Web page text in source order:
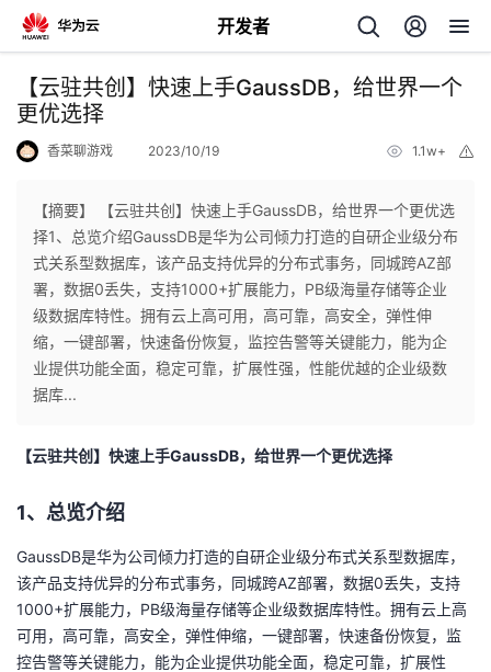
开发者
返
回
个
人
主
我
的
我
的
我
【云驻共创】快速上手GaussDB，给世界一个
更优选择
香菜聊游戏 2023/10/19 1.1w+
【摘要】 【云驻共创】快速上手GaussDB，给世界一个更优选
择1、总览介绍GaussDB是华为公司倾力打造的自研企业级分布
式关系型数据库，该产品支持优异的分布式事务，同城跨AZ部
署，数据0丢失，支持1000+扩展能力，PB级海量存储等企业
级数据库特性。拥有云上高可用，高可靠，高安全，弹性伸
缩，一键部署，快速备份恢复，监控告警等关键能力，能为企
业提供功能全面，稳定可靠，扩展性强，性能优越的企业级数
据库...
【云驻共创】 快速上手GaussDB，给世界一个更优选择
1、 总览介绍
GaussDB是华为公司倾力打造的自研企业级分布式关系型数据库，
该产品支持优异的分布式事务，同城跨AZ部署，数据0丢失，支持
1000+扩展能力，PB级海量存储等企业级数据库特性。拥有云上高
可用，高可靠，高安全，弹性伸缩，一键部署，快速备份恢复，监
控告警等关键能力，能为企业提供功能全面，稳定可靠，扩展性